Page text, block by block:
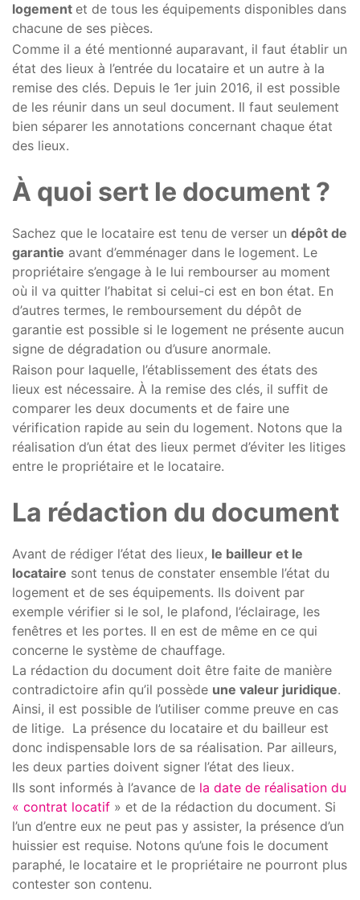
logement et de tous les équipements disponibles dans
chacune de ses pièces.
Comme il a été mentionné auparavant, il faut établir un
état des lieux à l’entrée du locataire et un autre à la
remise des clés. Depuis le 1er juin 2016, il est possible
de les réunir dans un seul document. Il faut seulement
bien séparer les annotations concernant chaque état
des lieux.
À quoi sert le document ?
Sachez que le locataire est tenu de verser un dépôt de
garantie avant d’emménager dans le logement. Le
propriétaire s’engage à le lui rembourser au moment
où il va quitter l’habitat si celui-ci est en bon état. En
d’autres termes, le remboursement du dépôt de
garantie est possible si le logement ne présente aucun
signe de dégradation ou d’usure anormale.
Raison pour laquelle, l’établissement des états des
lieux est nécessaire. À la remise des clés, il suffit de
comparer les deux documents et de faire une
vérification rapide au sein du logement. Notons que la
réalisation d’un état des lieux permet d’éviter les litiges
entre le propriétaire et le locataire.
La rédaction du document
Avant de rédiger l’état des lieux, le bailleur et le
locataire sont tenus de constater ensemble l’état du
logement et de ses équipements. Ils doivent par
exemple vérifier si le sol, le plafond, l’éclairage, les
fenêtres et les portes. Il en est de même en ce qui
concerne le système de chauffage.
La rédaction du document doit être faite de manière
contradictoire afin qu’il possède une valeur juridique.
Ainsi, il est possible de l’utiliser comme preuve en cas
de litige. La présence du locataire et du bailleur est
donc indispensable lors de sa réalisation. Par ailleurs,
les deux parties doivent signer l’état des lieux.
Ils sont informés à l’avance de la date de réalisation du
« contrat locatif » et de la rédaction du document. Si
l’un d’entre eux ne peut pas y assister, la présence d’un
huissier est requise. Notons qu’une fois le document
paraphé, le locataire et le propriétaire ne pourront plus
contester son contenu.